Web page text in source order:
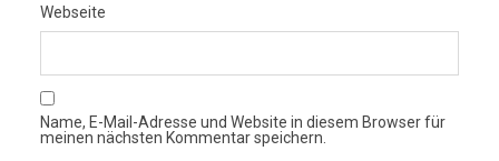
Webseite
Name, E-Mail-Adresse und Website in diesem Browser für
meinen nächsten Kommentar speichern.